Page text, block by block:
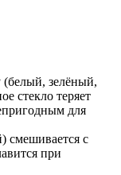
(белый, зелёный,
стекло теряет
для
смешивается с
при